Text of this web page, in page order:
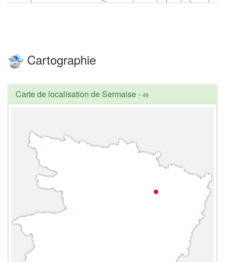
Cartographie
Carte de localisation de Sermaise- 49